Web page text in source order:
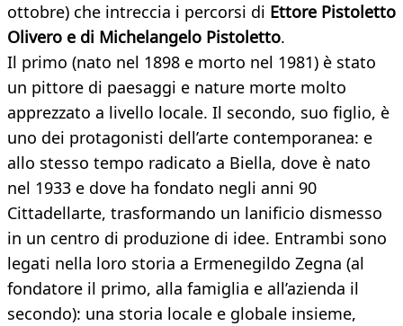
ottobre) che intreccia i percorsi di Ettore Pistoletto
Olivero e di Michelangelo Pistoletto.
Il primo (nato nel 1898 e morto nel 1981) è stato
un pittore di paesaggi e nature morte molto
apprezzato a livello locale. Il secondo, suo figlio, è
uno dei protagonisti dell’arte contemporanea: e
allo stesso tempo radicato a Biella, dove è nato
nel 1933 e dove ha fondato negli anni 90
Cittadellarte, trasformando un lanificio dismesso
in un centro di produzione di idee. Entrambi sono
legati nella loro storia a Ermenegildo Zegna (al
fondatore il primo, alla famiglia e all’azienda il
secondo): una storia locale e globale insieme,